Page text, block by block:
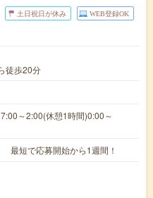
土日祝日が休み WEB登録OK
徒歩20分
～2:00(休憩1時間)0:00～
最短で応募開始から1週間！